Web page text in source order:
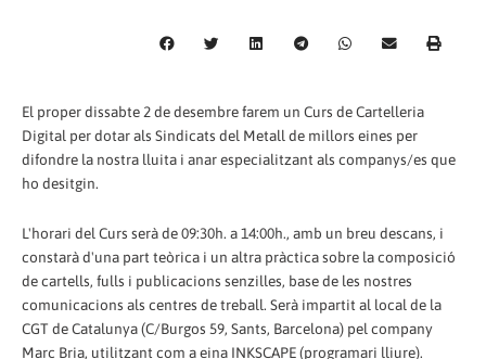
El proper dissabte 2 de desembre farem un Curs de Cartelleria
Digital per dotar als Sindicats del Metall de millors eines per
difondre la nostra lluita i anar especialitzant als companys/es que
ho desitgin.
L'horari del Curs serà de 09:30h. a 14:00h., amb un breu descans, i
constarà d'una part teòrica i un altra pràctica sobre la composició
de cartells, fulls i publicacions senzilles, base de les nostres
comunicacions als centres de treball. Serà impartit al local de la
CGT de Catalunya (C/Burgos 59, Sants, Barcelona) pel company
Marc Bria, utilitzant com a eina INKSCAPE (programari lliure).